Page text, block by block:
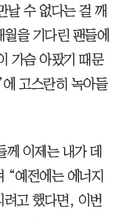
날 수 없다는 걸 깨
을 기다린 팬들에
가슴 아팠기 때문
고스란히 녹아들
이제는 내가 데
“예전에는 에너지
려고 했다면, 이번